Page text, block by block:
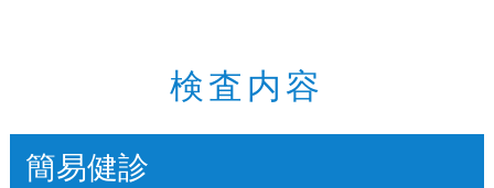
検査内容
簡易健診